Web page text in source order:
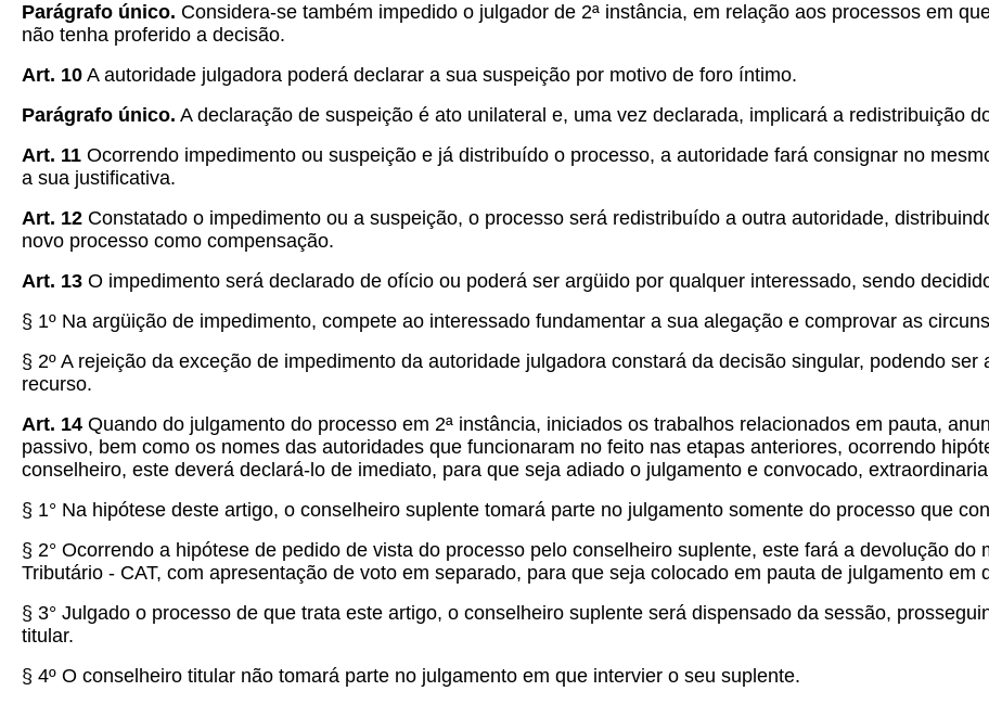
Parágrafo único. Considera-se também impedido o julgador de 2ª instância, em relação aos processos em
não tenha proferido a decisão.
Art. 10 A autoridade julgadora poderá declarar a sua suspeição por motivo de foro íntimo.
Parágrafo único. A declaração de suspeição é ato unilateral e, uma vez declarada, implicará a redistribuição
Art. 11 Ocorrendo impedimento ou suspeição e já distribuído o processo, a autoridade fará consignar no
a sua justificativa.
Art. 12 Constatado o impedimento ou a suspeição, o processo será redistribuído a outra autoridade,
novo processo como compensação.
Art. 13 O impedimento será declarado de ofício ou poderá ser argüido por qualquer interessado, sendo
§ 1º Na argüição de impedimento, compete ao interessado fundamentar a sua alegação e comprovar as
§ 2º A rejeição da exceção de impedimento da autoridade julgadora constará da decisão singular, podendo
recurso.
Art. 14 Quando do julgamento do processo em 2ª instância, iniciados os trabalhos relacionados em pauta,
passivo, bem como os nomes das autoridades que funcionaram no feito nas etapas anteriores, ocorrendo
conselheiro, este deverá declará-lo de imediato, para que seja adiado o julgamento e convocado,
§ 1° Na hipótese deste artigo, o conselheiro suplente tomará parte no julgamento somente do processo que
§ 2° Ocorrendo a hipótese de pedido de vista do processo pelo conselheiro suplente, este fará a devolução
Tributário - CAT, com apresentação de voto em separado, para que seja colocado em pauta de julgamento em
§ 3° Julgado o processo de que trata este artigo, o conselheiro suplente será dispensado da sessão,
titular.
§ 4º O conselheiro titular não tomará parte no julgamento em que intervier o seu suplente.